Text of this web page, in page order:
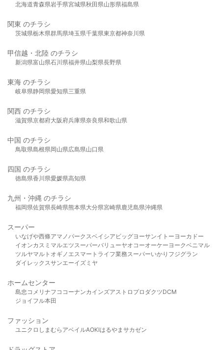
北海道青森県岩手県宮城県秋田県山形県福島県
関東 のチラシ
茨城県栃木県群馬県埼玉県千葉県東京都神奈川県
甲信越・北陸 のチラシ
新潟県富山県石川県福井県山梨県長野県
東海 のチラシ
岐阜県静岡県愛知県三重県
関西 のチラシ
滋賀県京都府大阪府兵庫県奈良県和歌山県
中国 のチラシ
鳥取県島根県岡山県広島県山口県
四国 のチラシ
徳島県香川県愛媛県高知県
九州・沖縄 のチラシ
福岡県佐賀県長崎県熊本県大分県宮崎県鹿児島県沖縄県
スーパー
いなげや西條アマノパークスベイシア ビッグヨーサンイトーヨーカドー
イオンカスミ マルエツスーパーバリューヤオコーオーケー ヨークベニマル
ツルヤマルト オギノ エスマート ライフ業務スーパーいかり フジグラン
ダイレックスサンエーイズミヤ
ホームセンター
島忠 コメリ ナフコ コーナンカインズアストロプロダクツDCM
ジョイフル本田
ファッション
ユニクロ しまむら アベイルAOKIはるやま サカゼン